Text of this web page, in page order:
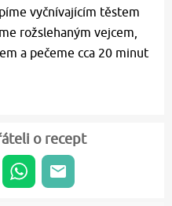
vyčnívajícím těstem
rožslehaným vejcem,
a pečeme cca 20 minut
o recept